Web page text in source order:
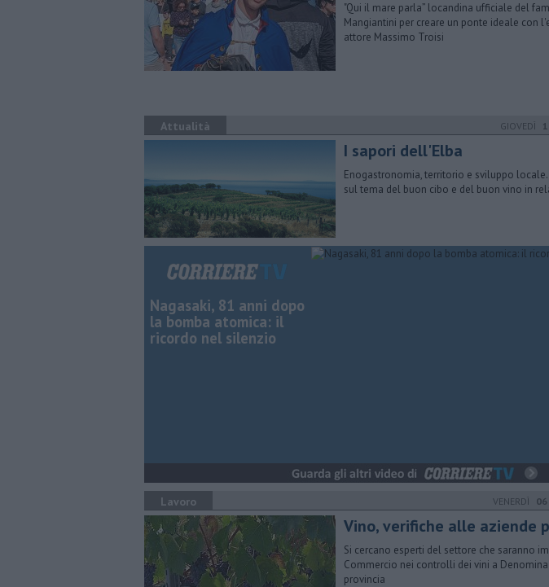
"Qui il mare parla” locandina ufficiale del
Mangiantini per creare un ponte ideale con
attore Massimo Troisi
Attualità GIOVEDÌ
I sapori dell'Elba
Enogastronomia, territorio e sviluppo
sul tema del buon cibo e del buon vino in
Nagasaki, 81 anni dopo
la bomba atomica: il
ricordo nel silenzio
Lavoro VENERDÌ
Vino, verifiche alle aziende
Si cercano esperti del settore che saranno
Commercio nei controlli dei vini a
provincia